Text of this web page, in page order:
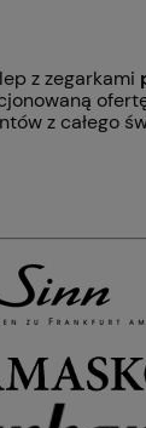
z zegarkami
z całego